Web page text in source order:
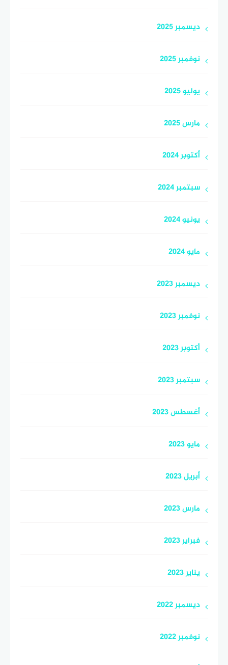
ديسمبر 2025
نوفمبر 2025
يوليو 2025
مارس 2025
أكتوبر 2024
سبتمبر 2024
يونيو 2024
مايو 2024
ديسمبر 2023
نوفمبر 2023
أكتوبر 2023
سبتمبر 2023
أغسطس 2023
مايو 2023
أبريل 2023
مارس 2023
فبراير 2023
يناير 2023
ديسمبر 2022
نوفمبر 2022